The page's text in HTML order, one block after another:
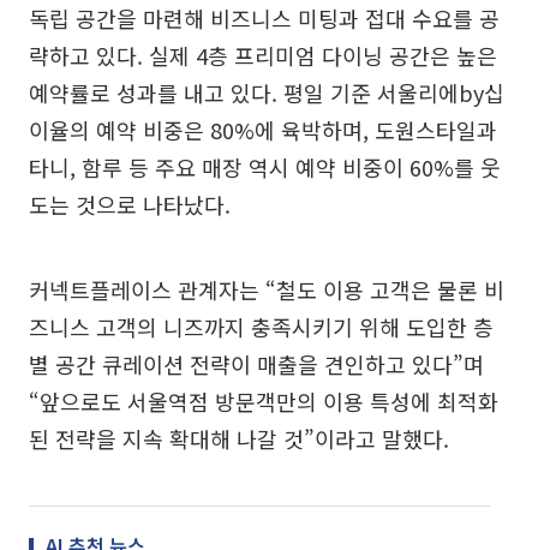
독립 공간을 마련해 비즈니스 미팅과 접대 수요를 공
략하고 있다. 실제 4층 프리미엄 다이닝 공간은 높은
예약률로 성과를 내고 있다. 평일 기준 서울리에by십
이율의 예약 비중은 80%에 육박하며, 도원스타일과
타니, 함루 등 주요 매장 역시 예약 비중이 60%를 웃
도는 것으로 나타났다.
커넥트플레이스 관계자는 “철도 이용 고객은 물론 비
즈니스 고객의 니즈까지 충족시키기 위해 도입한 층
별 공간 큐레이션 전략이 매출을 견인하고 있다”며
“앞으로도 서울역점 방문객만의 이용 특성에 최적화
된 전략을 지속 확대해 나갈 것”이라고 말했다.